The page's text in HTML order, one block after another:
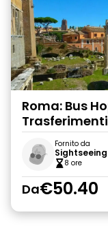
Roma: Bus
Fornito da
Sightseeing
8 ore
Da€50.40